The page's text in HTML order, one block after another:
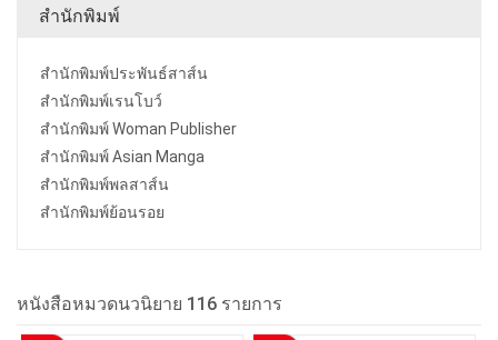
สำนักพิมพ์
สำนักพิมพ์ประพันธ์สาส์น
สำนักพิมพ์เรนโบว์
สำนักพิมพ์ Woman Publisher
สำนักพิมพ์ Asian Manga
สำนักพิมพ์พลสาส์น
สำนักพิมพ์ย้อนรอย
หนังสือหมวดนวนิยาย 116 รายการ